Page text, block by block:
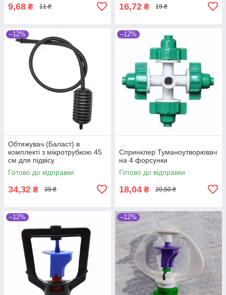
9,68 ₴ 11 ₴ 16,72 ₴ 19 ₴
–12%
Обтяжувач (Баласт) в
комплекті з мікротрубкою 45
см для підвісу
туманоутворювача і
мікроспринклеру
Готово до відправки
34,32 ₴ 39 ₴
–12%
Спринклер Туманоутворювач
на 4 форсунки
Готово до відправки
18,04 ₴ 20,50 ₴
–12% –12%